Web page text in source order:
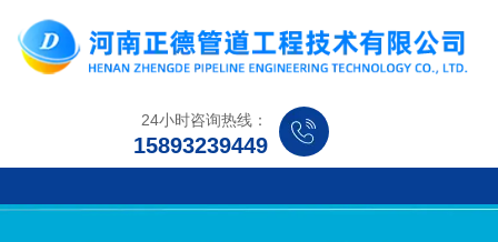
24小时咨询热线：
15893239449